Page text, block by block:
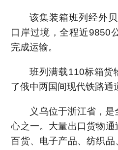
该集装箱班列经外
口岸过境，全程近9850
完成运输。
班列满载110标箱货
了俄中两国间现代铁路通
义乌位于浙江省，
心之一。大量出口货物
百货、电子产品、纺织品